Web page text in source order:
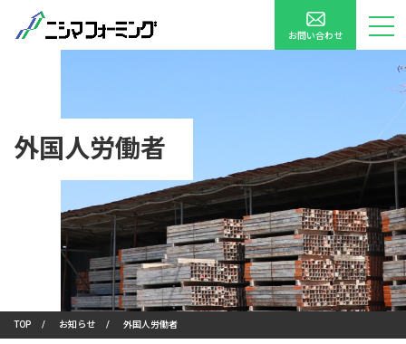
お問い合わせ
外国人労働者
TOP / お知らせ / 外国人労働者